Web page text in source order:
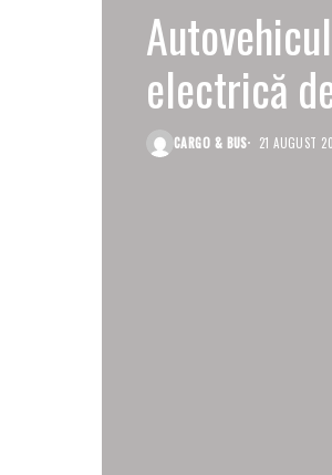
electrică
CARGO & BUS 21 AUGUST